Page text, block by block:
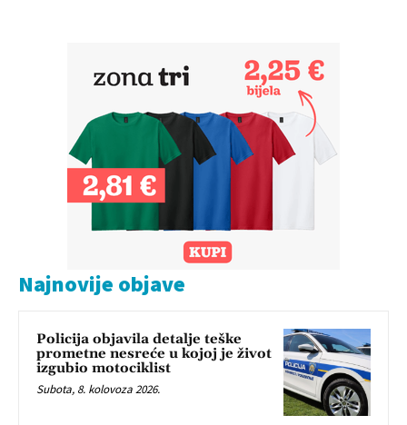
Najnovije objave
Policija objavila detalje teške
prometne nesreće u kojoj je život
izgubio motociklist
Subota, 8. kolovoza 2026.